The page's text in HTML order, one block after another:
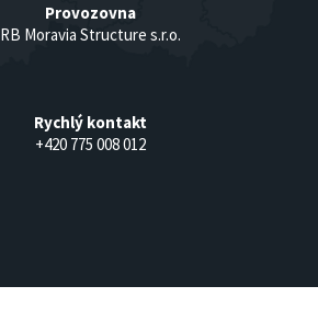
Provozovna
RB Moravia Structure s.r.o.
Rychlý kontakt
+420 775 008 012